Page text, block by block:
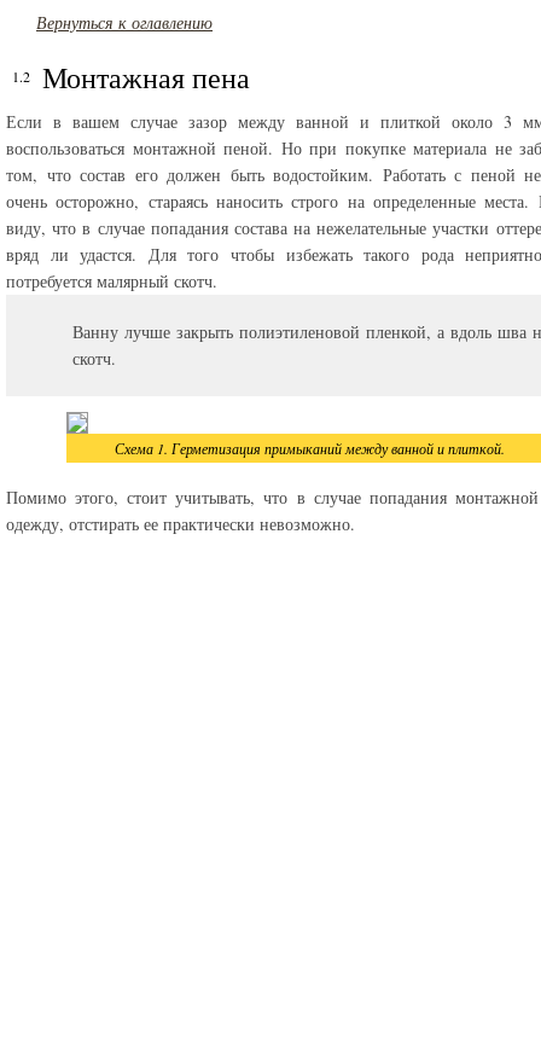
Вернуться к оглавлению
Монтажная пена
Если в вашем случае зазор между ванной и плиткой около 3
воспользоваться монтажной пеной. Но при покупке материала не
том, что состав его должен быть водостойким. Работать с пеной
очень осторожно, стараясь наносить строго на определенные
виду, что в случае попадания состава на нежелательные участки
вряд ли удастся. Для того чтобы избежать такого рода
потребуется малярный скотч.
Ванну лучше закрыть полиэтиленовой пленкой, а вдоль шва
скотч.
Схема 1. Герметизация примыканий между ванной и плиткой.
Помимо этого, стоит учитывать, что в случае попадания
одежду, отстирать ее практически невозможно.